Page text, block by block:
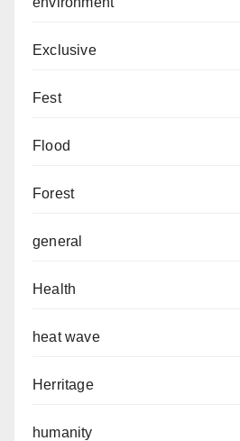
Exclusive
Fest
Flood
Forest
general
Health
heat wave
Herritage
humanity